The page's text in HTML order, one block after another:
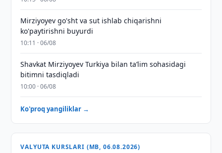
Mirziyoyev go'sht va sut ishlab chiqarishni
ko'paytirishni buyurdi
10:11 · 06/08
Shavkat Mirziyoyev Turkiya bilan taʼlim sohasidagi
bitimni tasdiqladi
10:00 · 06/08
Ko'proq yangiliklar →
VALYUTA KURSLARI (MB, 06.08.2026)